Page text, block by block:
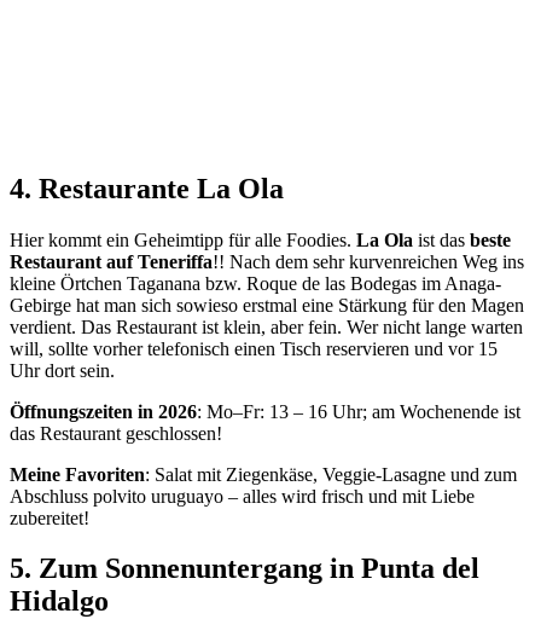
4. Restaurante La Ola
Hier kommt ein Geheimtipp für alle Foodies. La Ola ist das beste
Restaurant auf Teneriffa!! Nach dem sehr kurvenreichen Weg ins
kleine Örtchen Taganana bzw. Roque de las Bodegas im Anaga-
Gebirge hat man sich sowieso erstmal eine Stärkung für den Magen
verdient. Das Restaurant ist klein, aber fein. Wer nicht lange warten
will, sollte vorher telefonisch einen Tisch reservieren und vor 15
Uhr dort sein.
Öffnungszeiten in 2026: Mo–Fr: 13 – 16 Uhr; am Wochenende ist
das Restaurant geschlossen!
Meine Favoriten: Salat mit Ziegenkäse, Veggie-Lasagne und zum
Abschluss polvito uruguayo – alles wird frisch und mit Liebe
zubereitet!
5. Zum Sonnenuntergang in Punta del
Hidalgo